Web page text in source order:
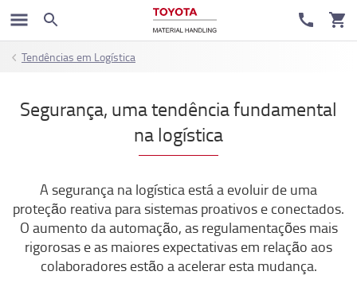
Tendências em Logística
Segurança, uma tendência fundamental
na logística
A segurança na logística está a evoluir de uma
proteção reativa para sistemas proativos e conectados.
O aumento da automação, as regulamentações mais
rigorosas e as maiores expectativas em relação aos
colaboradores estão a acelerar esta mudança.